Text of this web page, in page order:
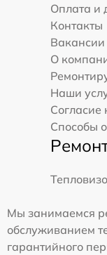
Оплата и
Контакты
Вакансии
О
Наши
Согласие
Способы
Мы занимаемся
обслуживанием
гарантийного